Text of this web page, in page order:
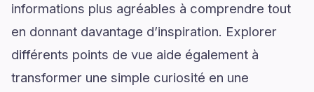
informations plus agréables à comprendre tout
en donnant davantage d’inspiration. Explorer
différents points de vue aide également à
transformer une simple curiosité en une